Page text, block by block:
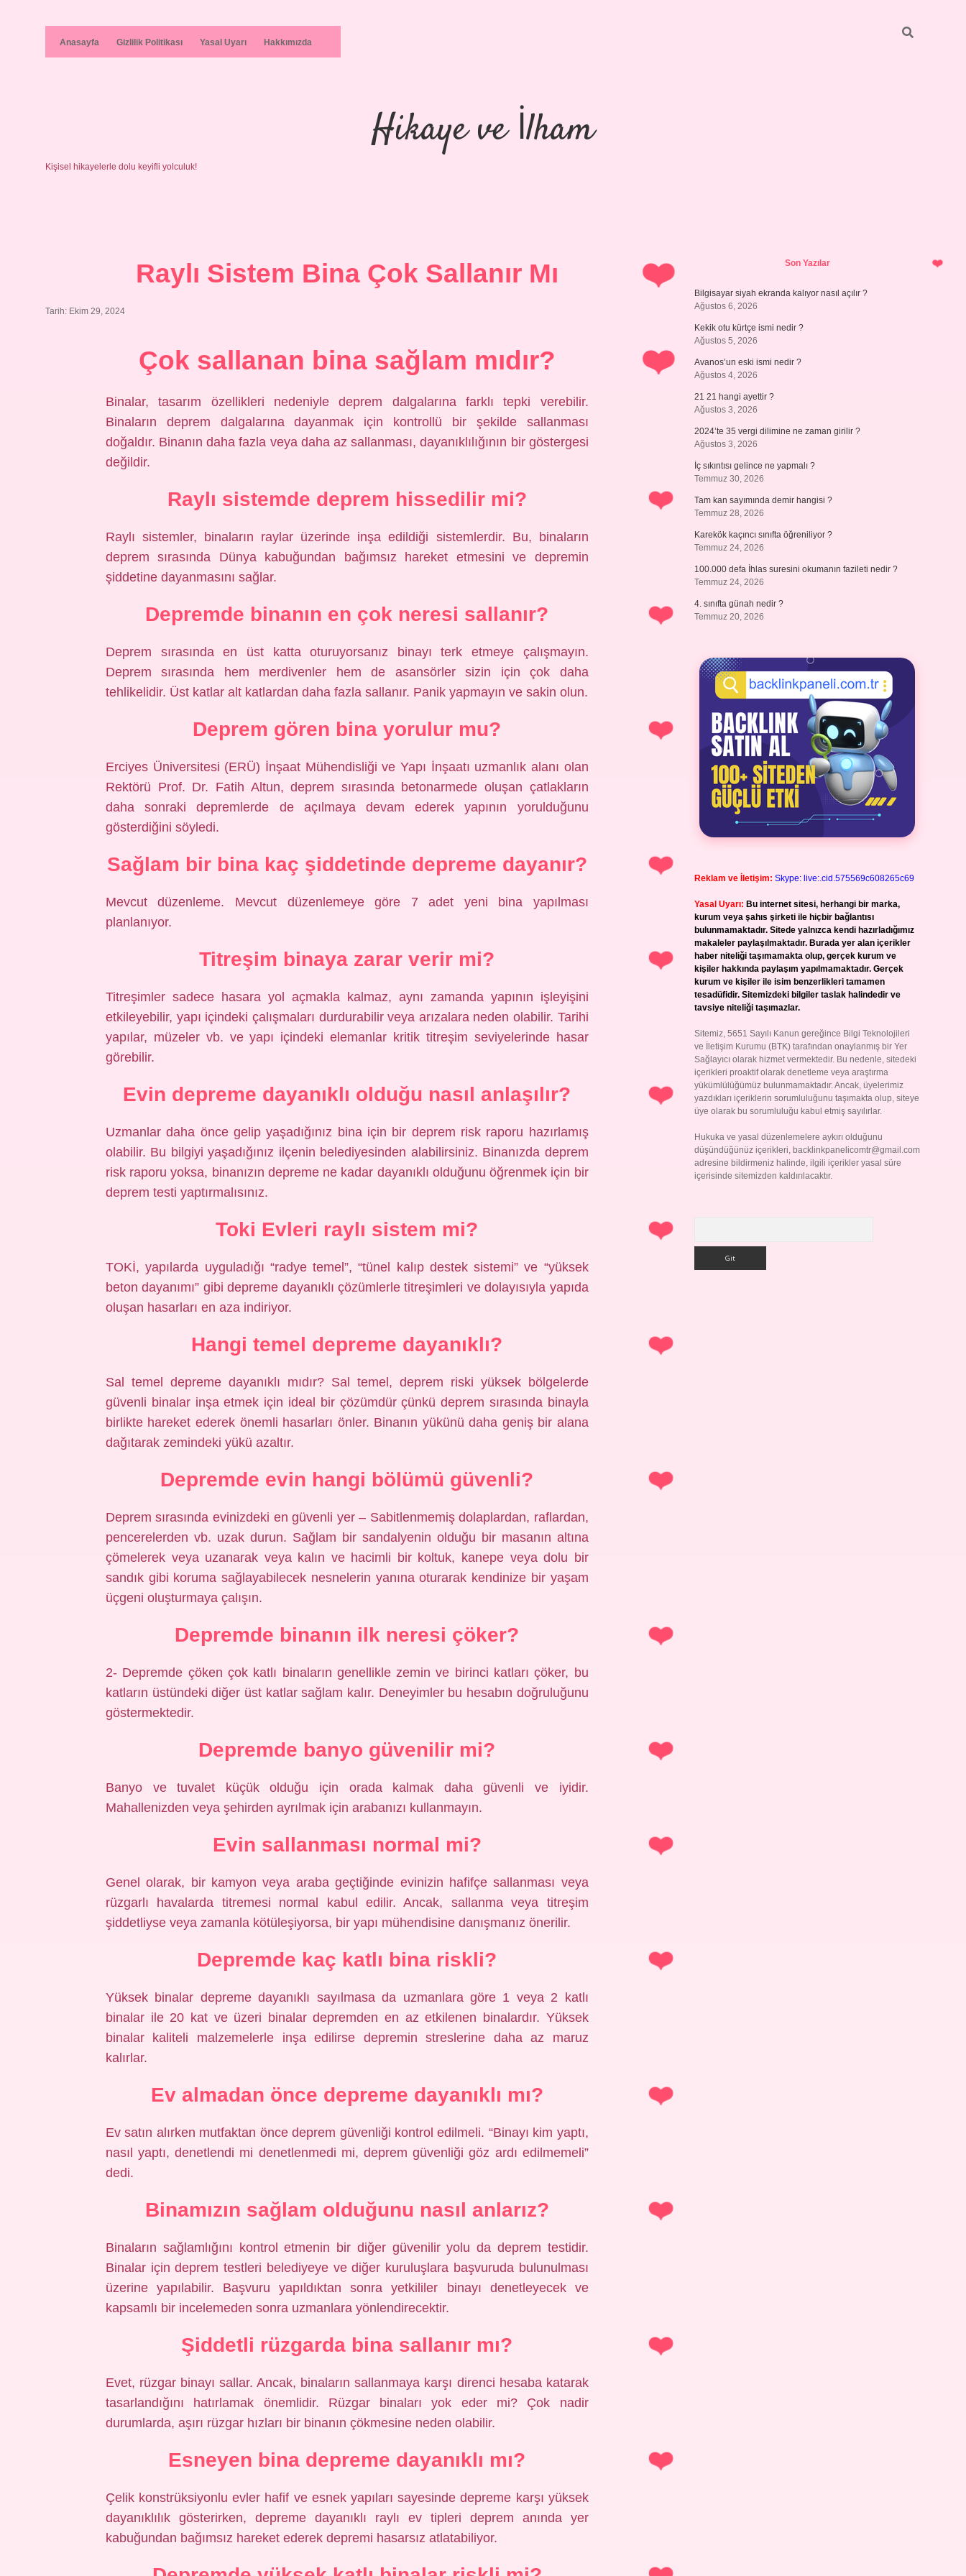
Anasayfa Gizlilik Politikası Yasal Uyarı Hakkımızda
Hikaye ve İlham
Kişisel hikayelerle dolu keyifli yolculuk!
Raylı Sistem Bina Çok Sallanır Mı
Tarih: Ekim 29, 2024
Çok sallanan bina sağlam mıdır?
Binalar, tasarım özellikleri nedeniyle deprem dalgalarına farklı tepki verebilir.
Binaların deprem dalgalarına dayanmak için kontrollü bir şekilde sallanması
doğaldır. Binanın daha fazla veya daha az sallanması, dayanıklılığının bir göstergesi
değildir.
Raylı sistemde deprem hissedilir mi?
Raylı sistemler, binaların raylar üzerinde inşa edildiği sistemlerdir. Bu, binaların
deprem sırasında Dünya kabuğundan bağımsız hareket etmesini ve depremin
şiddetine dayanmasını sağlar.
Depremde binanın en çok neresi sallanır?
Deprem sırasında en üst katta oturuyorsanız binayı terk etmeye çalışmayın.
Deprem sırasında hem merdivenler hem de asansörler sizin için çok daha
tehlikelidir. Üst katlar alt katlardan daha fazla sallanır. Panik yapmayın ve sakin olun.
Deprem gören bina yorulur mu?
Erciyes Üniversitesi (ERÜ) İnşaat Mühendisliği ve Yapı İnşaatı uzmanlık alanı olan
Rektörü Prof. Dr. Fatih Altun, deprem sırasında betonarmede oluşan çatlakların
daha sonraki depremlerde de açılmaya devam ederek yapının yorulduğunu
gösterdiğini söyledi.
Sağlam bir bina kaç şiddetinde depreme dayanır?
Mevcut düzenleme. Mevcut düzenlemeye göre 7 adet yeni bina yapılması
planlanıyor.
Titreşim binaya zarar verir mi?
Titreşimler sadece hasara yol açmakla kalmaz, aynı zamanda yapının işleyişini
etkileyebilir, yapı içindeki çalışmaları durdurabilir veya arızalara neden olabilir. Tarihi
yapılar, müzeler vb. ve yapı içindeki elemanlar kritik titreşim seviyelerinde hasar
görebilir.
Evin depreme dayanıklı olduğu nasıl anlaşılır?
Uzmanlar daha önce gelip yaşadığınız bina için bir deprem risk raporu hazırlamış
olabilir. Bu bilgiyi yaşadığınız ilçenin belediyesinden alabilirsiniz. Binanızda deprem
risk raporu yoksa, binanızın depreme ne kadar dayanıklı olduğunu öğrenmek için bir
deprem testi yaptırmalısınız.
Toki Evleri raylı sistem mi?
TOKİ, yapılarda uyguladığı “radye temel”, “tünel kalıp destek sistemi” ve “yüksek
beton dayanımı” gibi depreme dayanıklı çözümlerle titreşimleri ve dolayısıyla yapıda
oluşan hasarları en aza indiriyor.
Hangi temel depreme dayanıklı?
Sal temel depreme dayanıklı mıdır? Sal temel, deprem riski yüksek bölgelerde
güvenli binalar inşa etmek için ideal bir çözümdür çünkü deprem sırasında binayla
birlikte hareket ederek önemli hasarları önler. Binanın yükünü daha geniş bir alana
dağıtarak zemindeki yükü azaltır.
Depremde evin hangi bölümü güvenli?
Deprem sırasında evinizdeki en güvenli yer – Sabitlenmemiş dolaplardan, raflardan,
pencerelerden vb. uzak durun. Sağlam bir sandalyenin olduğu bir masanın altına
çömelerek veya uzanarak veya kalın ve hacimli bir koltuk, kanepe veya dolu bir
sandık gibi koruma sağlayabilecek nesnelerin yanına oturarak kendinize bir yaşam
üçgeni oluşturmaya çalışın.
Depremde binanın ilk neresi çöker?
2- Depremde çöken çok katlı binaların genellikle zemin ve birinci katları çöker, bu
katların üstündeki diğer üst katlar sağlam kalır. Deneyimler bu hesabın doğruluğunu
göstermektedir.
Depremde banyo güvenilir mi?
Banyo ve tuvalet küçük olduğu için orada kalmak daha güvenli ve iyidir.
Mahallenizden veya şehirden ayrılmak için arabanızı kullanmayın.
Evin sallanması normal mi?
Genel olarak, bir kamyon veya araba geçtiğinde evinizin hafifçe sallanması veya
rüzgarlı havalarda titremesi normal kabul edilir. Ancak, sallanma veya titreşim
şiddetliyse veya zamanla kötüleşiyorsa, bir yapı mühendisine danışmanız önerilir.
Depremde kaç katlı bina riskli?
Yüksek binalar depreme dayanıklı sayılmasa da uzmanlara göre 1 veya 2 katlı
binalar ile 20 kat ve üzeri binalar depremden en az etkilenen binalardır. Yüksek
binalar kaliteli malzemelerle inşa edilirse depremin streslerine daha az maruz
kalırlar.
Ev almadan önce depreme dayanıklı mı?
Ev satın alırken mutfaktan önce deprem güvenliği kontrol edilmeli. “Binayı kim yaptı,
nasıl yaptı, denetlendi mi denetlenmedi mi, deprem güvenliği göz ardı edilmemeli”
dedi.
Binamızın sağlam olduğunu nasıl anlarız?
Binaların sağlamlığını kontrol etmenin bir diğer güvenilir yolu da deprem testidir.
Binalar için deprem testleri belediyeye ve diğer kuruluşlara başvuruda bulunulması
üzerine yapılabilir. Başvuru yapıldıktan sonra yetkililer binayı denetleyecek ve
kapsamlı bir incelemeden sonra uzmanlara yönlendirecektir.
Şiddetli rüzgarda bina sallanır mı?
Evet, rüzgar binayı sallar. Ancak, binaların sallanmaya karşı direnci hesaba katarak
tasarlandığını hatırlamak önemlidir. Rüzgar binaları yok eder mi? Çok nadir
durumlarda, aşırı rüzgar hızları bir binanın çökmesine neden olabilir.
Esneyen bina depreme dayanıklı mı?
Çelik konstrüksiyonlu evler hafif ve esnek yapıları sayesinde depreme karşı yüksek
dayanıklılık gösterirken, depreme dayanıklı raylı ev tipleri deprem anında yer
kabuğundan bağımsız hareket ederek depremi hasarsız atlatabiliyor.
SidebarSon Yazılar
Bilgisayar siyah ekranda kalıyor nasıl açılır ?
Ağustos 6, 2026
Kekik otu kürtçe ismi nedir ?
Ağustos 5, 2026
Avanos’un eski ismi nedir ?
Ağustos 4, 2026
21 21 hangi ayettir ?
Ağustos 3, 2026
2024’te 35 vergi dilimine ne zaman girilir ?
Ağustos 3, 2026
İç sıkıntısı gelince ne yapmalı ?
Temmuz 30, 2026
Tam kan sayımında demir hangisi ?
Temmuz 28, 2026
Karekök kaçıncı sınıfta öğreniliyor ?
Temmuz 24, 2026
100.000 defa İhlas suresini okumanın fazileti nedir ?
Temmuz 24, 2026
4. sınıfta günah nedir ?
Temmuz 20, 2026
Reklam ve İletişim: Skype: live:.cid.575569c608265c69
Yasal Uyarı: Bu internet sitesi, herhangi bir marka,
kurum veya şahıs şirketi ile hiçbir bağlantısı
bulunmamaktadır. Sitede yalnızca kendi hazırladığımız
makaleler paylaşılmaktadır. Burada yer alan içerikler
haber niteliği taşımamakta olup, gerçek kurum ve
kişiler hakkında paylaşım yapılmamaktadır. Gerçek
kurum ve kişiler ile isim benzerlikleri tamamen
tesadüfidir. Sitemizdeki bilgiler taslak halindedir ve
tavsiye niteliği taşımazlar.
Sitemiz, 5651 Sayılı Kanun gereğince Bilgi Teknolojileri
ve İletişim Kurumu (BTK) tarafından onaylanmış bir Yer
Sağlayıcı olarak hizmet vermektedir. Bu nedenle, sitedeki
içerikleri proaktif olarak denetleme veya araştırma
yükümlülüğümüz bulunmamaktadır. Ancak, üyelerimiz
yazdıkları içeriklerin sorumluluğunu taşımakta olup, siteye
üye olarak bu sorumluluğu kabul etmiş sayılırlar.
Hukuka ve yasal düzenlemelere aykırı olduğunu
düşündüğünüz içerikleri, backlinkpanelicomtr@gmail.com
adresine bildirmeniz halinde, ilgili içerikler yasal süre
içerisinde sitemizden kaldırılacaktır.